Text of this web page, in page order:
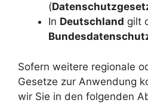
(
In Deutschland gilt
Sofern weitere regionale
Gesetze zur Anwendung
wir Sie in den folgenden